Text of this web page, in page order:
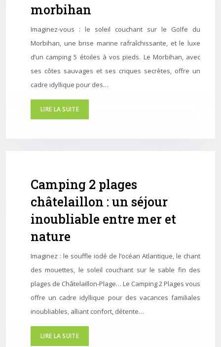
morbihan
Imaginez-vous : le soleil couchant sur le Golfe du
Morbihan, une brise marine rafraîchissante, et le luxe
d’un camping 5 étoiles à vos pieds. Le Morbihan, avec
ses côtes sauvages et ses criques secrètes, offre un
cadre idyllique pour des…
LIRE LA SUITE
Camping 2 plages
châtelaillon : un séjour
inoubliable entre mer et
nature
Imaginez : le souffle iodé de l’océan Atlantique, le chant
des mouettes, le soleil couchant sur le sable fin des
plages de Châtelaillon-Plage… Le Camping 2 Plages vous
offre un cadre idyllique pour des vacances familiales
inoubliables, alliant confort, détente…
LIRE LA SUITE